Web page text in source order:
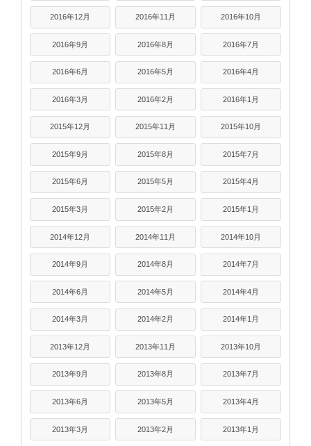
2016年12月 2016年11月 2016年10月
2016年9月 2016年8月 2016年7月
2016年6月 2016年5月 2016年4月
2016年3月 2016年2月 2016年1月
2015年12月 2015年11月 2015年10月
2015年9月 2015年8月 2015年7月
2015年6月 2015年5月 2015年4月
2015年3月 2015年2月 2015年1月
2014年12月 2014年11月 2014年10月
2014年9月 2014年8月 2014年7月
2014年6月 2014年5月 2014年4月
2014年3月 2014年2月 2014年1月
2013年12月 2013年11月 2013年10月
2013年9月 2013年8月 2013年7月
2013年6月 2013年5月 2013年4月
2013年3月 2013年2月 2013年1月